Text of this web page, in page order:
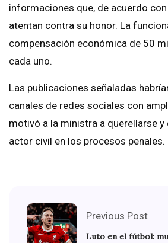
informaciones que, de acuerdo
atentan contra su honor. La
compensación económica de 50
cada uno.
Las publicaciones señaladas
canales de redes sociales con
motivó a la ministra a querellarse
actor civil en los procesos penales.
Previous Post
Luto en el fútbol: